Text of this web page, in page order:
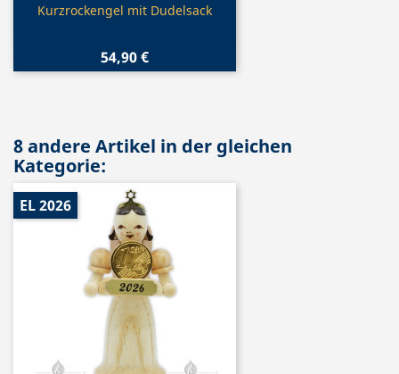
Vorschau
Kurzrockengel mit Dudelsack
54,90 €
8 andere Artikel in der gleichen
Kategorie:
EL 2026